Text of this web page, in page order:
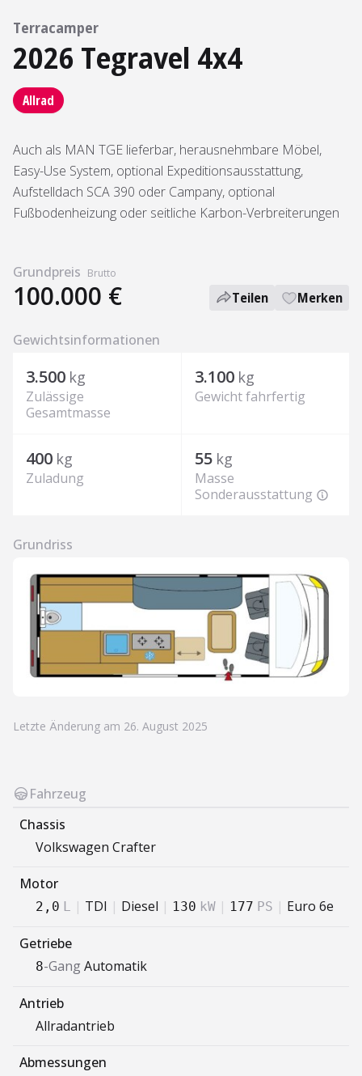
Terracamper
2026 Tegravel 4x4
Allrad
Auch als MAN TGE lieferbar, herausnehmbare Möbel,
Easy-Use System, optional Expeditionsausstattung,
Aufstelldach SCA 390 oder Campany, optional
Fußbodenheizung oder seitliche Karbon-Verbreiterungen
Grundpreis Brutto
100.000 € Teilen Merken
Gewichtsinformationen
3.500 kg
Zulässige
Gesamtmasse
3.100 kg
Gewicht fahrfertig
400 kg
Zuladung
55 kg
Masse
Sonderausstattung
Grundriss
Letzte Änderung am 26. August 2025
Fahrzeug
Chassis
Volkswagen Crafter
Motor
2,0 L | TDI | Diesel | 130 kW | 177 PS | Euro 6e
Getriebe
8-GangAutomatik
Antrieb
Allradantrieb
Abmessungen